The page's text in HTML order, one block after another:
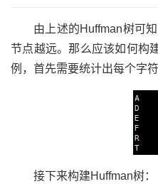
由上述的Huffman树可
节点越远。那么应该如何构
例，首先需要统计出每个字
接下来构建Huffman树：